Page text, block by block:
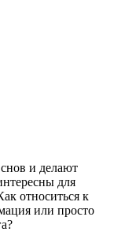
и делают
для
относиться к
или просто